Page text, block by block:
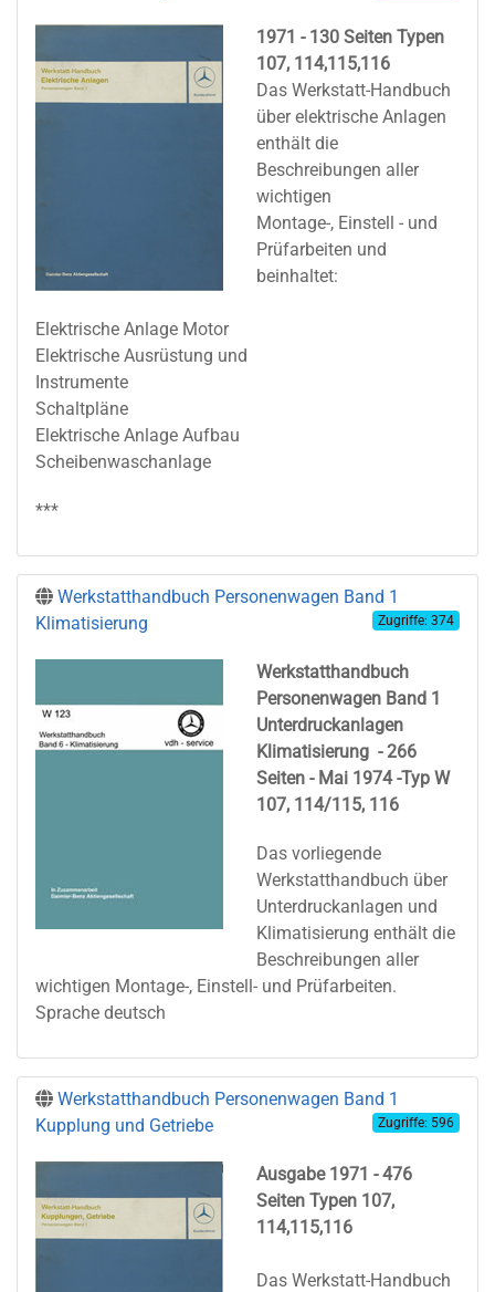
1971 - 130 Seiten Typen
107, 114,115,116
Das Werkstatt-Handbuch
über elektrische Anlagen
enthält die
Beschreibungen aller
wichtigen
Montage-, Einstell - und
Prüfarbeiten und
beinhaltet:
Elektrische Anlage Motor
Elektrische Ausrüstung und
Instrumente
Schaltpläne
Elektrische Anlage Aufbau
Scheibenwaschanlage
***
Werkstatthandbuch Personenwagen Band 1
Klimatisierung
Zugriffe: 374
Werkstatthandbuch
Personenwagen Band 1
Unterdruckanlagen
Klimatisierung - 266
Seiten - Mai 1974 -Typ W
107, 114/115, 116
Das vorliegende
Werkstatthandbuch über
Unterdruckanlagen und
Klimatisierung enthält die
Beschreibungen aller
wichtigen Montage-, Einstell- und Prüfarbeiten.
Sprache deutsch
Werkstatthandbuch Personenwagen Band 1
Kupplung und Getriebe
Zugriffe: 596
Ausgabe 1971 - 476
Seiten Typen 107,
114,115,116
Das Werkstatt-Handbuch